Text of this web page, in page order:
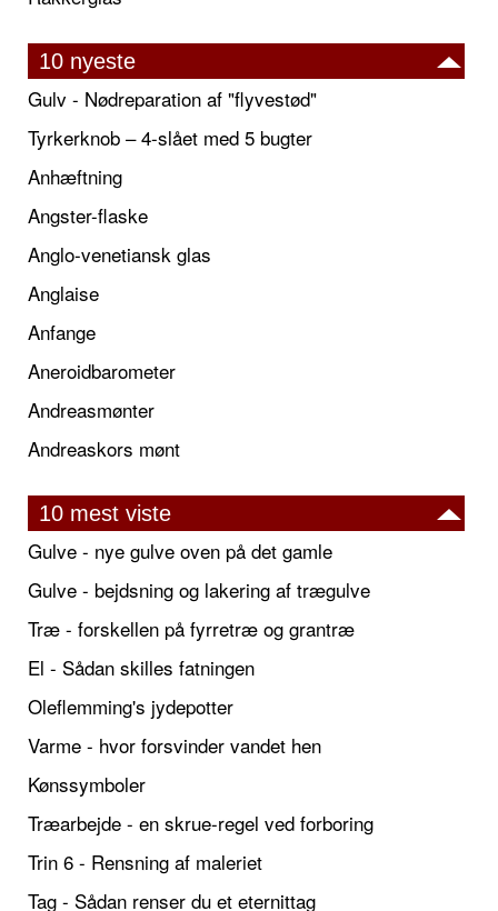
10 nyeste
Gulv - Nødreparation af "flyvestød"
Tyrkerknob – 4-slået med 5 bugter
Anhæftning
Angster-flaske
Anglo-venetiansk glas
Anglaise
Anfange
Aneroidbarometer
Andreasmønter
Andreaskors mønt
10 mest viste
Gulve - nye gulve oven på det gamle
Gulve - bejdsning og lakering af trægulve
Træ - forskellen på fyrretræ og grantræ
El - Sådan skilles fatningen
Oleflemming's jydepotter
Varme - hvor forsvinder vandet hen
Kønssymboler
Træarbejde - en skrue-regel ved forboring
Trin 6 - Rensning af maleriet
Tag - Sådan renser du et eternittag